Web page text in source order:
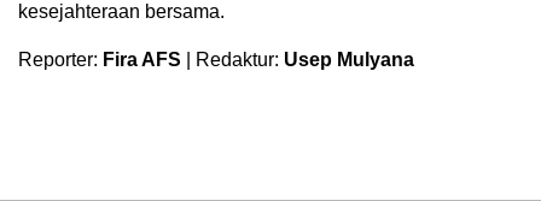
kesejahteraan bersama.
Reporter: Fira AFS | Redaktur: Usep Mulyana